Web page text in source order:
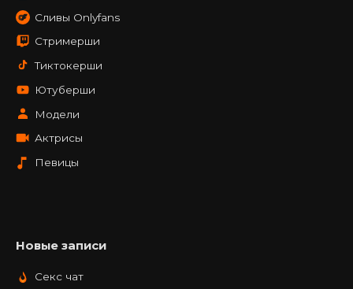
Сливы Onlyfans
Стримерши
Тиктокерши
Ютуберши
Модели
Актрисы
Певицы
Новые записи
Секс чат